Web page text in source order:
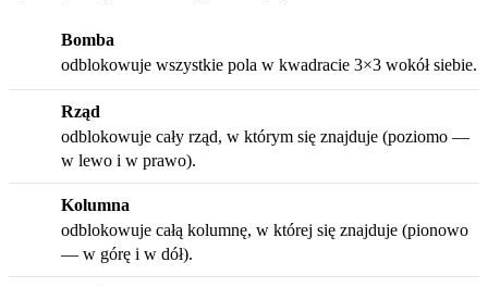
Bomba
odblokowuje wszystkie pola w kwadracie 3×3 wokół siebie.
Rząd
odblokowuje cały rząd, w którym się znajduje (poziomo —
w lewo i w prawo).
Kolumna
odblokowuje całą kolumnę, w której się znajduje (pionowo
— w górę i w dół).